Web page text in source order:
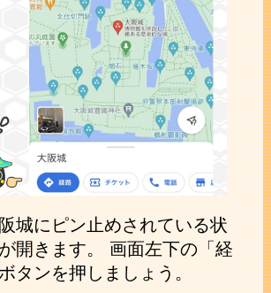
城にピン止めされている状
開きます。 画面左下の「経
タンを押しましょう。